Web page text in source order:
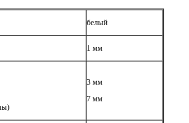
белый
1 мм
3 мм
7 мм